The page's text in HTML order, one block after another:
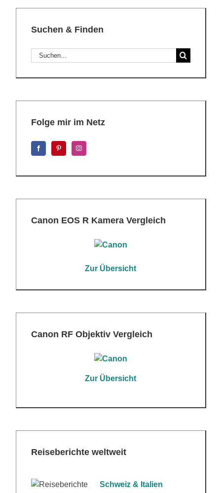
Suchen & Finden
Suche
nach:
Folge mir im Netz
Canon EOS R Kamera Vergleich
Zur Übersicht
Canon RF Objektiv Vergleich
Zur Übersicht
Reiseberichte weltweit
Schweiz & Italien